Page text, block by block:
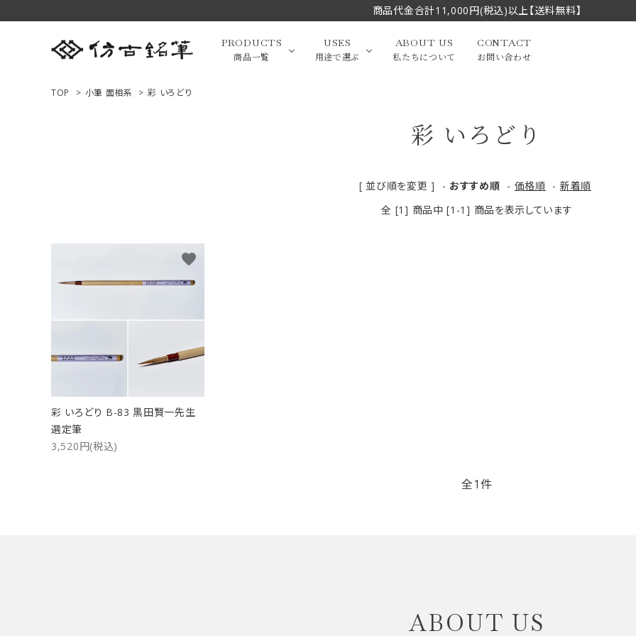
商品代金合計11,000円(税込)以上【送料無料】
PRODUCTS
商品一覧
大中筆（半切・条幅以
小筆
限定品・セット品
USES
用途で選ぶ
漢字
写経・御朱印 画筆・絵てがみ
贈り物（限定セット） 洗浄剤・その他
ABOUT US
私たちについて
CONTACT
お問い合わせ
商品一覧
用途で選ぶ
ご利用ガイド
特定商取引法について
TOP > 小筆 面相系 > 彩 いろどり
彩 いろどり
[ 並び順を変更 ] - おすすめ順 - 価格順 - 新着順
全 [1] 商品中 [1-1] 商品を表示しています
彩 いろどり B-83 黒田賢一先生
選定筆
3,520円(税込)
favorite
全1件
ABOUT US